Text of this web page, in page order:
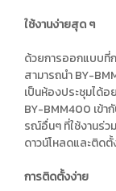
ใช้งานง่ายสุด ๆ
ด้วยการออกแบบที่
สามารถนำ BY-
เป็นห้องประชุมได้อ
BY-BMM400 เข้
รณ์อื่นๆ ที่ใช้งานร่ว
ดาวน์โหลดและติด
การติดตั้งง่าย